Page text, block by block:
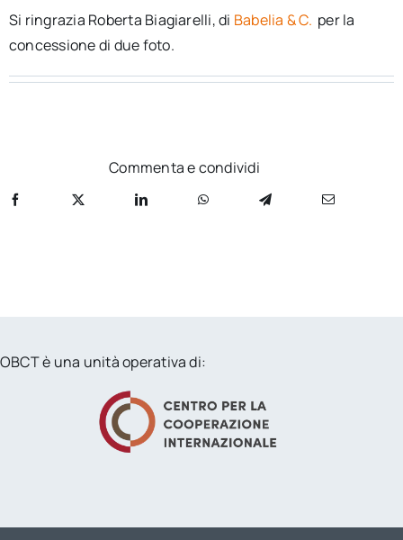
Si ringrazia Roberta Biagiarelli, di Babelia & C. per la
concessione di due foto.
Commenta e condividi
OBCT è una unità operativa di: